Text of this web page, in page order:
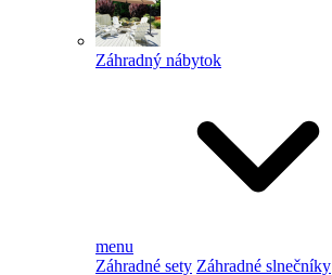
Záhradný nábytok
menu
Záhradné sety Záhradné slnečníky